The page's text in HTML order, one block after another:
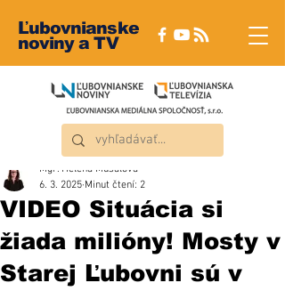
Ľubovnianske
noviny a TV
VIDEO Situácia si
žiada milióny! Mosty v
Starej Ľubovni sú v
Mgr. Helena Musalová
6. 3. 2025 Minut čtení: 2